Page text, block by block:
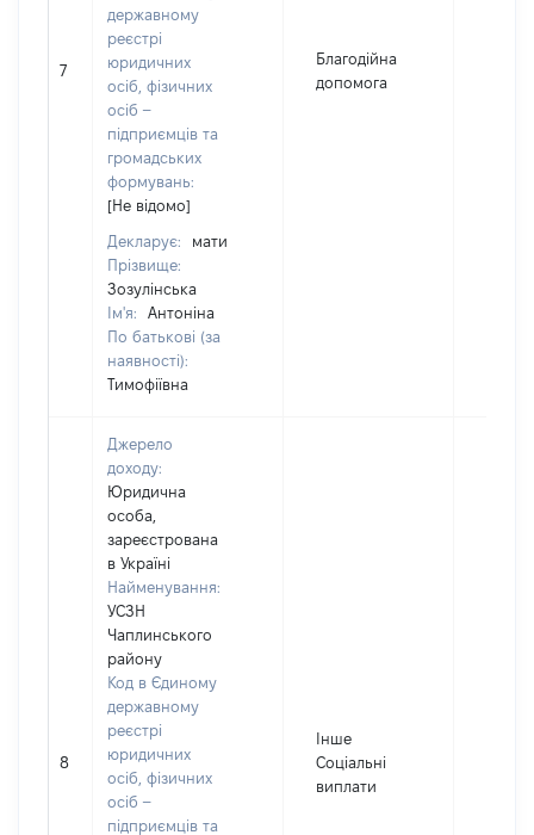
7
державному
реєстрі
юридичних
осіб, фізичних
осіб –
підприємців та
громадських
формувань:
[Не відомо]
Декларує:
мати
Прізвище:
Зозулінська
Ім'я:
Антоніна
По батькові (за
наявності):
Тимофіївна
Благодійна
допомога
8
Джерело
доходу:
Юридична
особа,
зареєстрована
в Україні
Найменування:
УСЗН
Чаплинського
району
Код в Єдиному
державному
реєстрі
юридичних
осіб, фізичних
осіб –
підприємців та
Інше
Соціальні
виплати